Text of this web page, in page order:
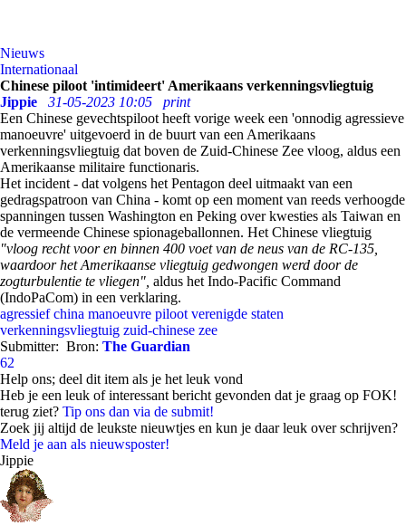
Nieuws
Internationaal
Chinese piloot 'intimideert' Amerikaans verkenningsvliegtuig
Jippie
31-05-2023 10:05
print
Een Chinese gevechtspiloot heeft vorige week een 'onnodig agressieve
manoeuvre' uitgevoerd in de buurt van een Amerikaans
verkenningsvliegtuig dat boven de Zuid-Chinese Zee vloog, aldus een
Amerikaanse militaire functionaris.
Het incident - dat volgens het Pentagon deel uitmaakt van een
gedragspatroon van China - komt op een moment van reeds verhoogde
spanningen tussen Washington en Peking over kwesties als Taiwan en
de vermeende Chinese spionageballonnen. Het Chinese vliegtuig
"vloog recht voor en binnen 400 voet van de neus van de RC-135,
waardoor het Amerikaanse vliegtuig gedwongen werd door de
zogturbulentie te vliegen", aldus het Indo-Pacific Command
(IndoPaCom) in een verklaring.
agressief china manoeuvre piloot verenigde staten
verkenningsvliegtuig zuid-chinese zee
Submitter: Bron: The Guardian
62
Help ons; deel dit item als je het leuk vond
Heb je een leuk of interessant bericht gevonden dat je graag op FOK!
terug ziet? Tip ons dan via de submit!
Zoek jij altijd de leukste nieuwtjes en kun je daar leuk over schrijven?
Meld je aan als nieuwsposter!
Jippie